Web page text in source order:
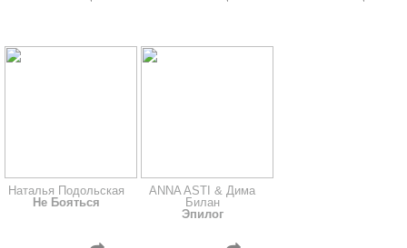
Наталья Подольская
Не Бояться
ANNA ASTI & Дима
Билан
Эпилог